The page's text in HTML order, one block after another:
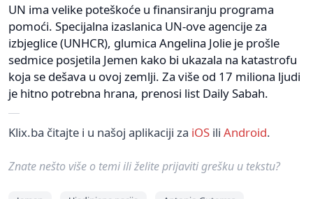
UN ima velike poteškoće u finansiranju programa
pomoći. Specijalna izaslanica UN-ove agencije za
izbjeglice (UNHCR), glumica Angelina Jolie je prošle
sedmice posjetila Jemen kako bi ukazala na katastrofu
koja se dešava u ovoj zemlji. Za više od 17 miliona ljudi
je hitno potrebna hrana, prenosi list Daily Sabah.
Klix.ba čitajte i u našoj aplikaciji za iOS ili Android.
Znate nešto više o temi ili želite prijaviti grešku u tekstu?